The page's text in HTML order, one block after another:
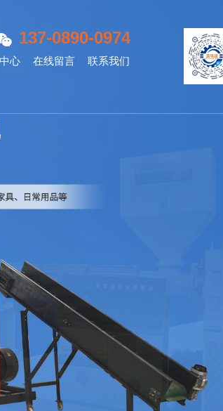
137-0890-0974
心 在线留言 联系我们